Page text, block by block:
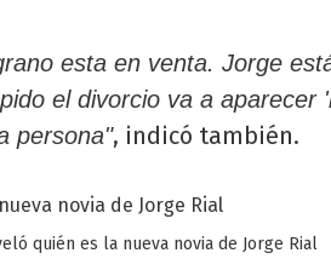
esta en venta. Jorge
el divorcio va a aparecer
persona", indicó también.
quién es la nueva novia de Jorge Rial